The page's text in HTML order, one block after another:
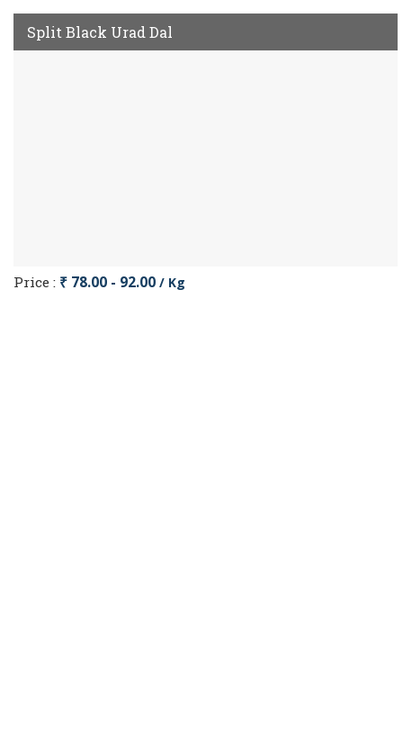
Split Black Urad Dal
Price : ₹ 78.00 - 92.00 / Kg